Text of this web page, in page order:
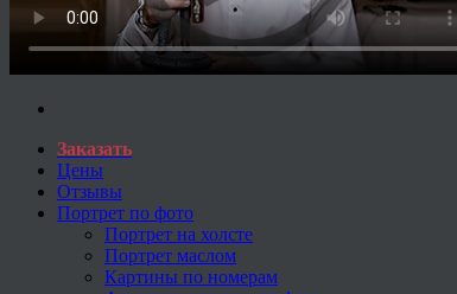
Заказать
Цены
Отзывы
Портрет по фото
Портрет на холсте
Портрет маслом
Картины по номерам